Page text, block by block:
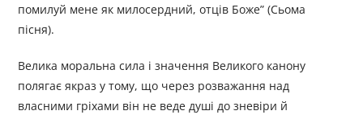
помилуй мене як милосердний, отців Боже” (Сьома
пісня).
Велика моральна сила і значення Великого канону
полягає якраз у тому, що через розважання над
власними гріхами він не веде душі до зневіри й